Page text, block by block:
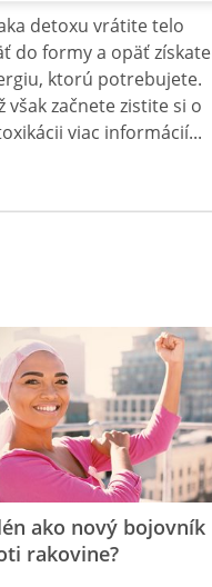
detoxu vrátite telo
do formy a opäť získate
ktorú potrebujete.
však začnete zistite si o
viac informácií...
ako nový bojovník
rakovine?